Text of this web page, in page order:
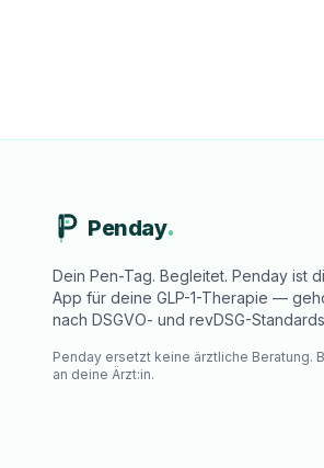
Penday
Dein Pen-Tag. Begleitet. Penday ist
App für deine GLP-1-Therapie —
nach DSGVO- und revDSG-
Penday ersetzt keine ärztliche Beratung.
an deine Ärzt:in.